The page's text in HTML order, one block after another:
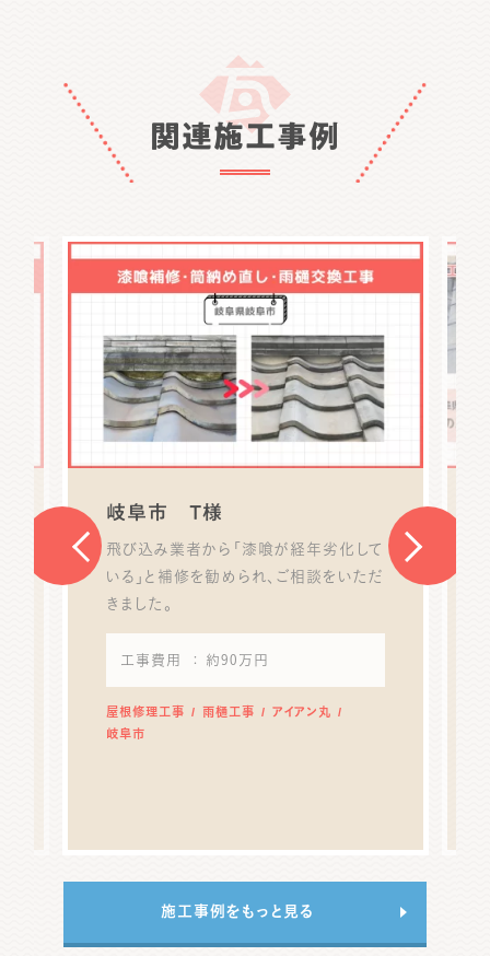
関連施工事例
岐阜市 T様
飛び込み業者から「漆喰が経年劣化して
いる」と補修を勧められ、ご相談をいただ
きました。
工事費用 ： 約90万円
屋根修理工事 雨樋工事
アイアン丸
岐阜市
施工事例をもっと見る